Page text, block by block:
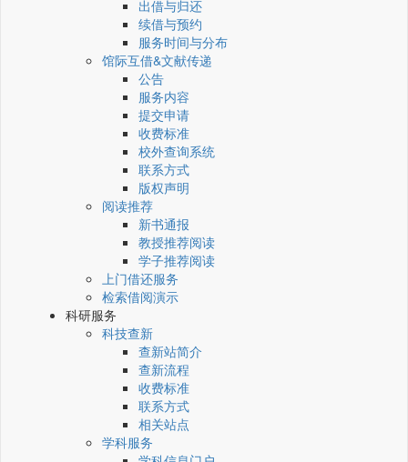
出借与归还
续借与预约
服务时间与分布
馆际互借&文献传递
公告
服务内容
提交申请
收费标准
校外查询系统
联系方式
版权声明
阅读推荐
新书通报
教授推荐阅读
学子推荐阅读
上门借还服务
检索借阅演示
科研服务
科技查新
查新站简介
查新流程
收费标准
联系方式
相关站点
学科服务